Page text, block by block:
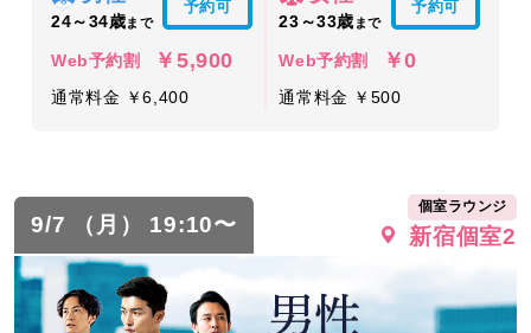
24～34歳まで
予約可
Web予約割 ￥5,900
通常料金 ￥6,400
23～33歳 まで
予約可
Web予約割 ￥0
通常料金 ￥500
9/7 （月） 19:10〜
個室ラウンジ
新宿個室2